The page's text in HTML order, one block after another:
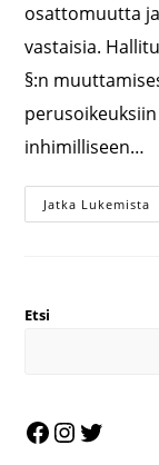
osattomuutta
vastaisia.
§:n
inhimilliseen…
Jatka Lukemista
Etsi